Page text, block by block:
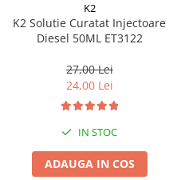
K2
K2 Solutie Curatat Injectoare
Diesel 50ML ET3122
27,00 Lei
24,00 Lei
IN STOC
ADAUGA IN COS